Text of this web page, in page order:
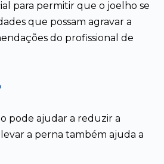
para permitir que o joelho se
que possam agravar a
do profissional de
pode ajudar a reduzir a
a perna também ajuda a